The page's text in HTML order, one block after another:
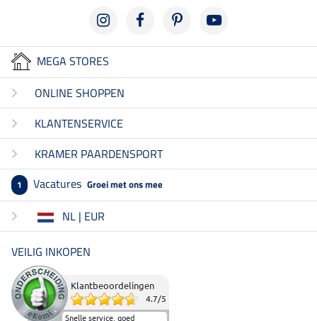
MEGA STORES
ONLINE SHOPPEN
KLANTENSERVICE
KRAMER PAARDENSPORT
1 Vacatures Groei met ons mee
NL | EUR
VEILIG INKOPEN
Klantbeoordelingen
4.7/5
Snelle service, goed